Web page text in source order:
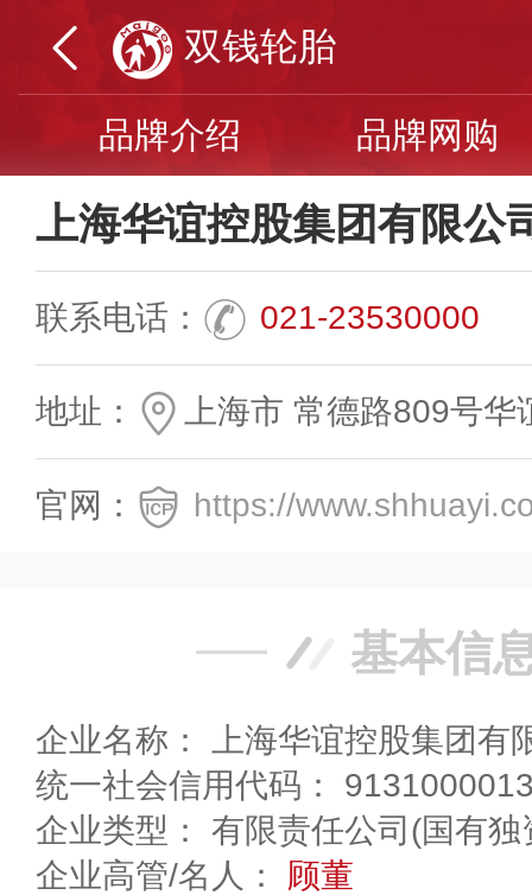
双钱轮胎
品牌介绍 品牌网购
上海华谊控股集团有限公
联系电话： 021-23530000
地址： 上海市 常德路809号华
官网： https://
基本信
企业名称： 上海华谊控股集团有
统一社会信用代码：
企业类型： 有限责任公司(国有独
企业高管/名人： 顾董